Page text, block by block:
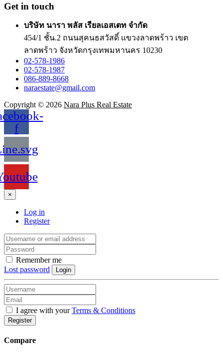
Get in touch
บริษัท นารา พลัส เรียลเอสเตท จำกัด
454/1 ชั้น.2 ถนนสุคนธสวัสดิ์ แขวงลาดพร้าว เขต
ลาดพร้าว จังหวัดกรุงเทพมหานคร 10230
02-578-1986
02-578-1987
086-889-8668
naraestate@gmail.com
Copyright © 2026 Nara Plus Real Estate
f
×
Log in
Register
Remember me
Lost password
Login
I agree with yourTerms & Conditions
Register
Compare